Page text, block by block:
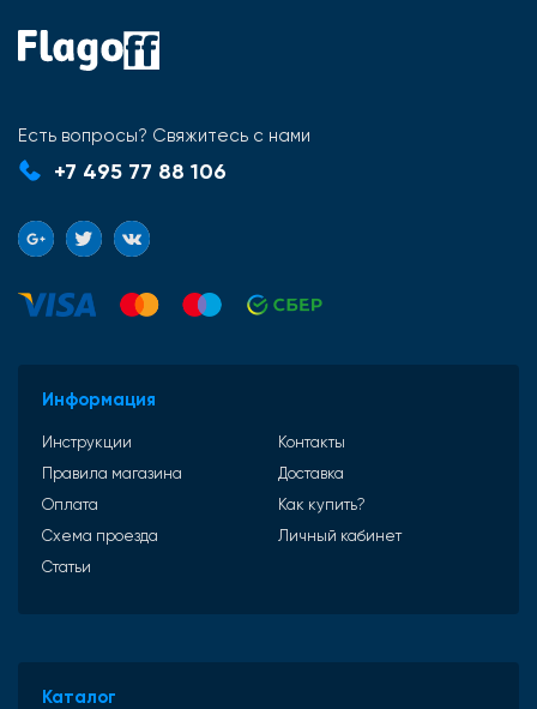
Есть вопросы? Свяжитесь с нами
+7 495 77 88 106
Информация
Инструкции
Контакты
Правила магазина
Доставка
Оплата
Как купить?
Схема проезда
Личный кабинет
Статьи
Каталог